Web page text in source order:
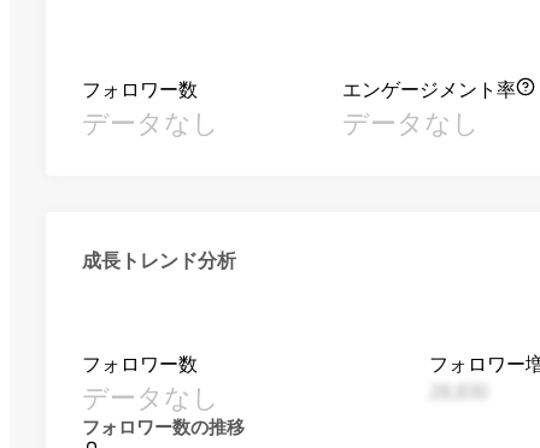
フォロワー数
データなし
エンゲージメント率
データなし
成長トレンド分析
フォロワー数
データなし
フォロワー
フォロワー数の推移